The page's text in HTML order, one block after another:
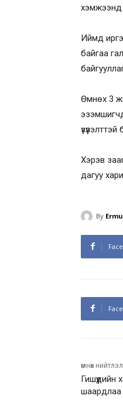
хэмжээнд
Иймд
байгаа
Өмнөх 3
Хэрэв
дагуу
By
өмнөх нийтлэл
шаардлаа